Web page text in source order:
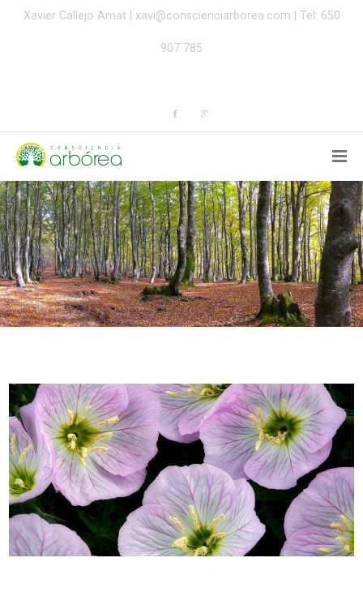
Xavier Callejo Amat | xavi@conscienciarborea.com | Tel: 650
907 785